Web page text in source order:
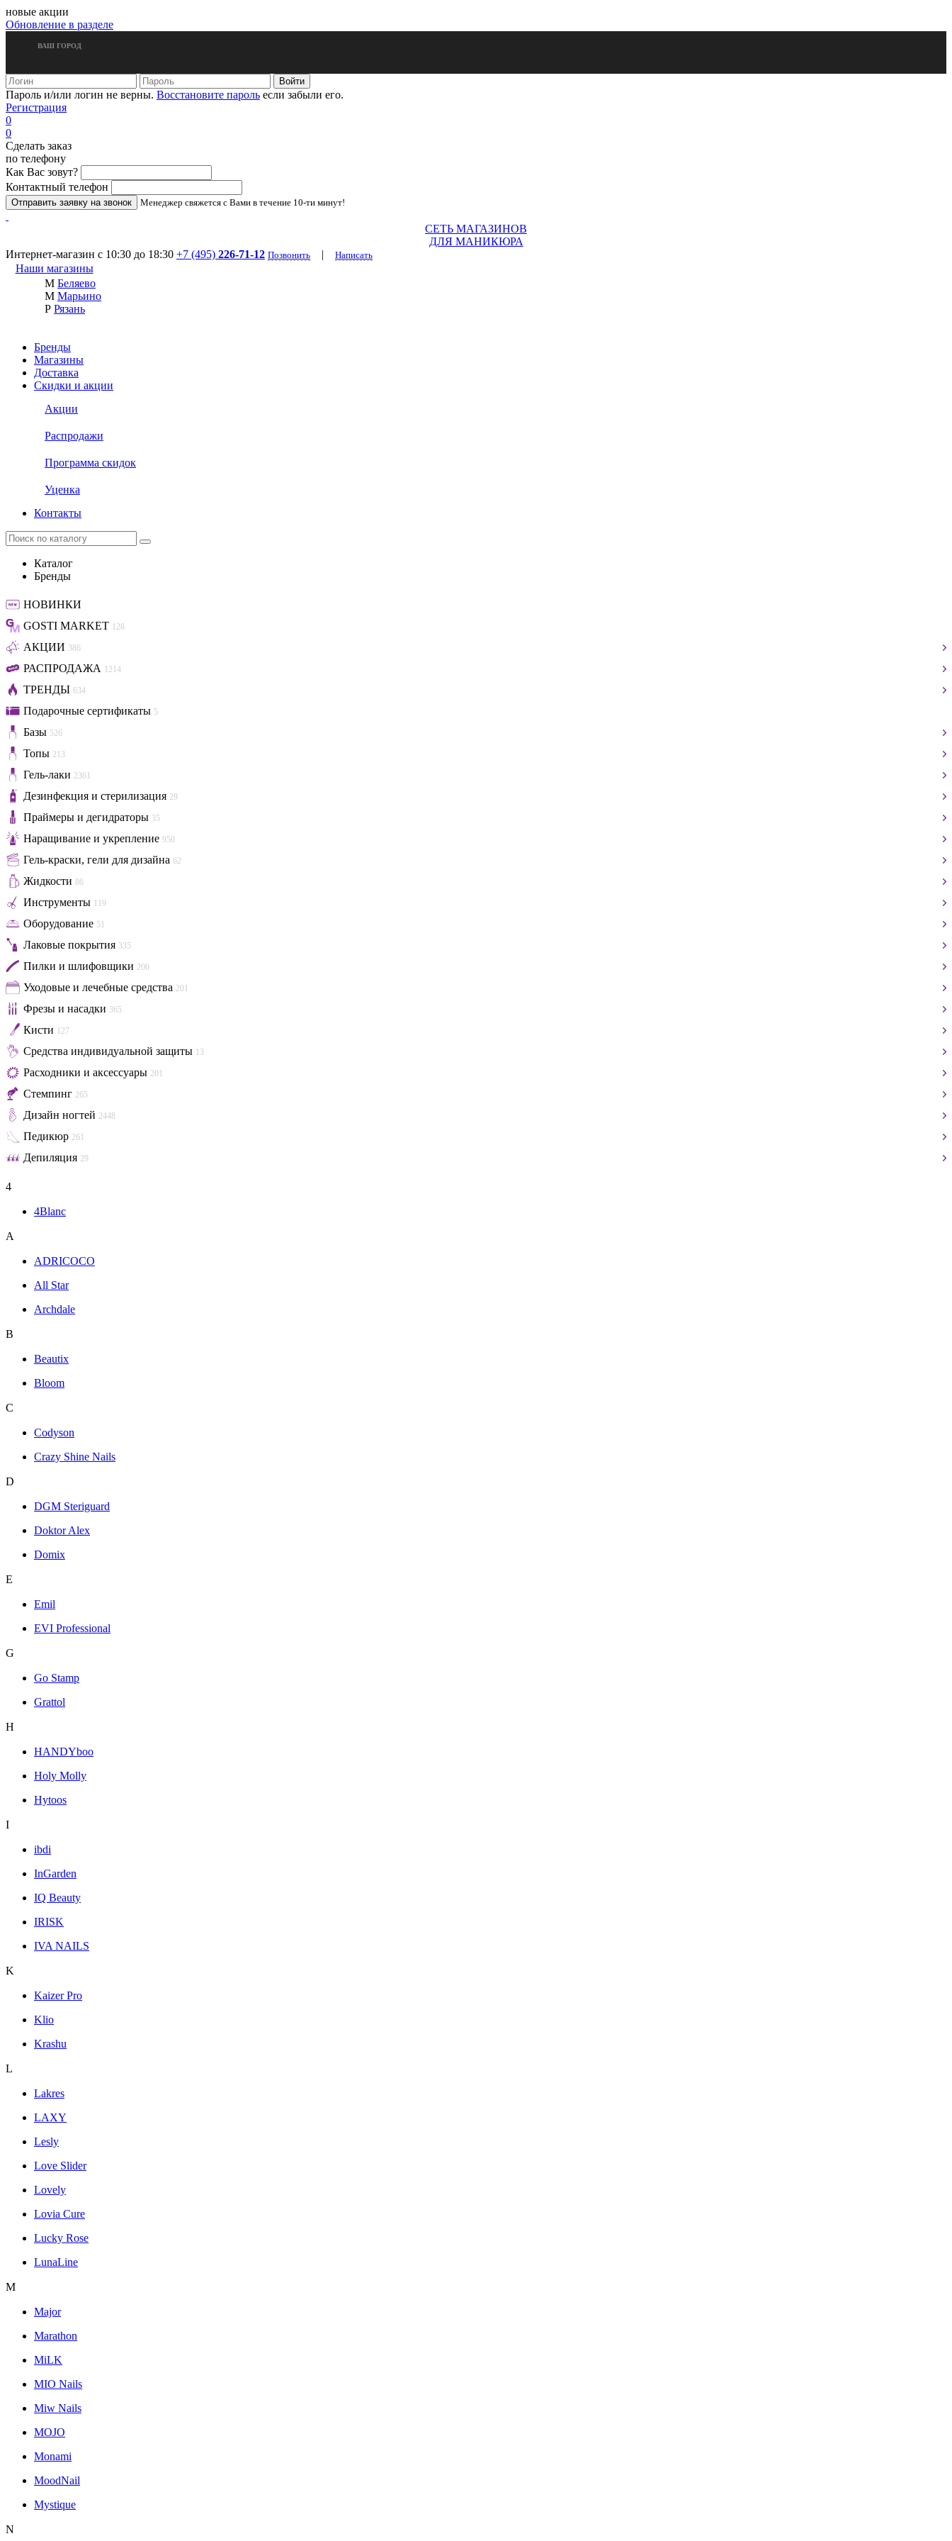
новые акции
Обновление в разделе
ВАШ ГОРОД
Пароль и/или логин не верны. Восстановите пароль если забыли его.
Регистрация
0
0
Сделать заказ
по телефону
Как Вас зовут?
Контактный телефон
Менеджер свяжется с Вами в течение 10-ти минут!
СЕТЬ МАГАЗИНОВ
ДЛЯ МАНИКЮРА
Интернет-магазин с 10:30 до 18:30 +7 (495) 226-71-12 Позвонить | Написать
Наши магазины
М Беляево
М Марьино
Р Рязань
Бренды
Магазины
Доставка
Скидки и акции
Акции
Распродажи
Программа скидок
Уценка
Контакты
Каталог
Бренды
НОВИНКИ
GOSTI MARKET 128
АКЦИИ 386
РАСПРОДАЖА 1214
ТРЕНДЫ 634
Подарочные сертификаты 5
Базы 526
Топы 213
Гель-лаки 2361
Дезинфекция и стерилизация 29
Праймеры и дегидраторы 35
Наращивание и укрепление 950
Гель-краски, гели для дизайна 62
Жидкости 86
Инструменты 119
Оборудование 51
Лаковые покрытия 335
Пилки и шлифовщики 200
Уходовые и лечебные средства 201
Фрезы и насадки 365
Кисти 127
Средства индивидуальной защиты 13
Расходники и аксессуары 201
Стемпинг 265
Дизайн ногтей 2448
Педикюр 261
Депиляция 29
4
4Blanc
A
ADRICOCO
All Star
Archdale
B
Beautix
Bloom
C
Codyson
Crazy Shine Nails
D
DGM Steriguard
Doktor Alex
Domix
E
Emil
EVI Professional
G
Go Stamp
Grattol
H
HANDYboo
Holy Molly
Hytoos
I
ibdi
InGarden
IQ Beauty
IRISK
IVA NAILS
K
Kaizer Pro
Klio
Krashu
L
Lakres
LAXY
Lesly
Love Slider
Lovely
Lovia Cure
Lucky Rose
LunaLine
M
Major
Marathon
MiLK
MIO Nails
Miw Nails
MOJO
Monami
MoodNail
Mystique
N